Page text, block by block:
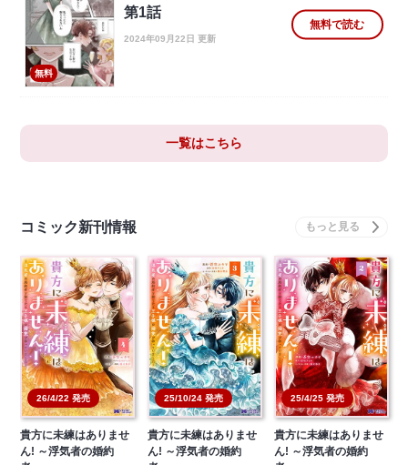
無料
第1話
2024年09月22日 更新
無料で読む
一覧はこちら
コミック新刊情報
26/4/22 発売
貴方に未練はありませ
ん! ～浮気者の婚約
25/10/24 発売
貴方に未練はありませ
ん! ～浮気者の婚約
25/4/25 発売
貴方に未練はありませ
ん! ～浮気者の婚約